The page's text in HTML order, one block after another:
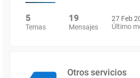
5
Temas
19
Mensajes
27 Feb
Último
Otros servicios